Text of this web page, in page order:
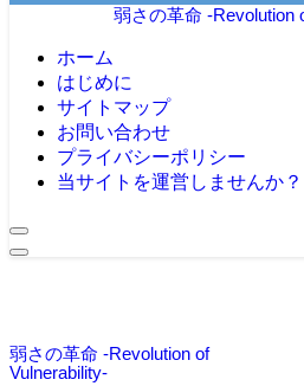
弱さの革命 -Revolution
ホーム
はじめに
サイトマップ
お問い合わせ
プライバシーポリシー
当サイトを運営しませんか？
弱さの革命 -Revolution of
Vulnerability-